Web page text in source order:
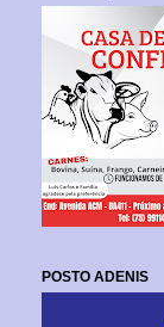
POSTO ADENIS